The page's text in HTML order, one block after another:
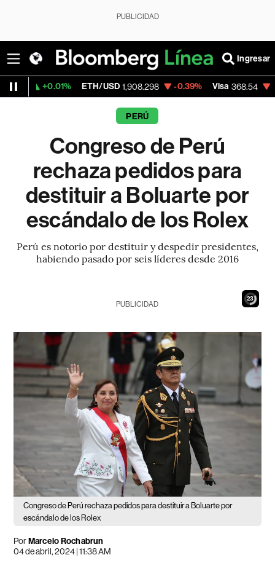
PUBLICIDAD
Ingresar
ETH/USD 1,908.298 -0.39% Visa 368.54 -0.28%
PERÚ
Congreso de Perú
rechaza pedidos para
destituir a Boluarte por
escándalo de los Rolex
Perú es notorio por destituir y despedir presidentes,
habiendo pasado por seis líderes desde 2016
22
PUBLICIDAD
Congreso de Perú rechaza pedidos para destituir a Boluarte por
escándalo de los Rolex
PorMarcelo Rochabrun
04 de abril, 2024 | 11:38 AM